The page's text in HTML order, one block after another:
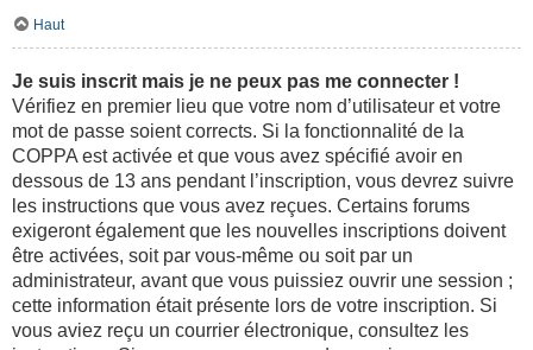
Haut
Je suis inscrit mais je ne peux pas me connecter !
Vérifiez en premier lieu que votre nom d’utilisateur et votre
mot de passe soient corrects. Si la fonctionnalité de la
COPPA est activée et que vous avez spécifié avoir en
dessous de 13 ans pendant l’inscription, vous devrez suivre
les instructions que vous avez reçues. Certains forums
exigeront également que les nouvelles inscriptions doivent
être activées, soit par vous-même ou soit par un
administrateur, avant que vous puissiez ouvrir une session ;
cette information était présente lors de votre inscription. Si
vous aviez reçu un courrier électronique, consultez les